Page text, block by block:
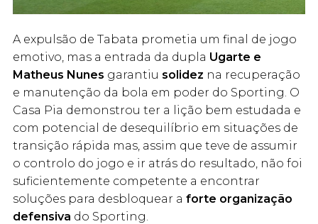
A expulsão de Tabata prometia um final de jogo
emotivo, mas a entrada da dupla Ugarte e
Matheus Nunes garantiu solidez na recuperação
e manutenção da bola em poder do Sporting. O
Casa Pia demonstrou ter a lição bem estudada e
com potencial de desequilíbrio em situações de
transição rápida mas, assim que teve de assumir
o controlo do jogo e ir atrás do resultado, não foi
suficientemente competente a encontrar
soluções para desbloquear a forte organização
defensiva do Sporting.